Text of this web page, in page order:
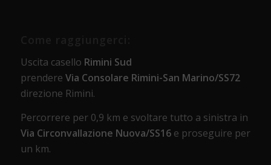
Uscita casello Rimini Sud
prendere Via Consolare Rimini-San Marino/SS72
direzione Rimini.
Percorrere per 0,9 km e svoltare tutto a sinistra in
Via Circonvallazione Nuova/SS16e proseguire per
un km.